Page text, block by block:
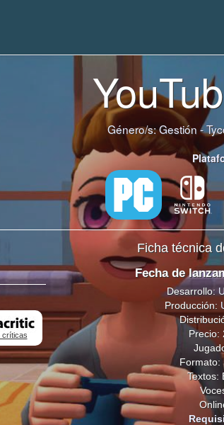
Género/s:Gestión -
Ficha técnica
críticas
Fecha de
Desarrollo:
Producción:
Precio:
Formato:
Textos: